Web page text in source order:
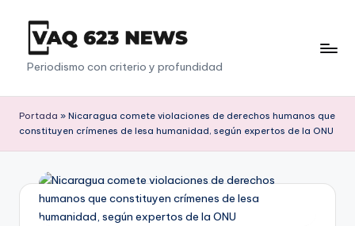
Saltar
contenido
V
a
q
6
3
Periodismo con criterio y profundidad
Portada » Nicaragua comete violaciones de derechos humanos que
constituyen crímenes de lesa humanidad, según expertos de la ONU